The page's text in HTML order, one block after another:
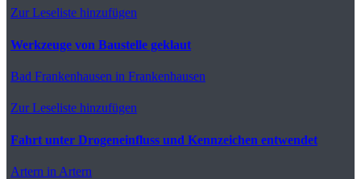
Zur Leseliste hinzufügen
Werkzeuge von Baustelle geklaut
Bad Frankenhausen in Frankenhausen
Zur Leseliste hinzufügen
Fahrt unter Drogeneinfluss und Kennzeichen entwendet
Artern in Artern